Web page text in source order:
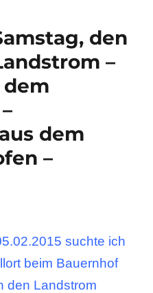
den
–
dem
dem
–
suchte ich
beim Bauernhof
den Landstrom